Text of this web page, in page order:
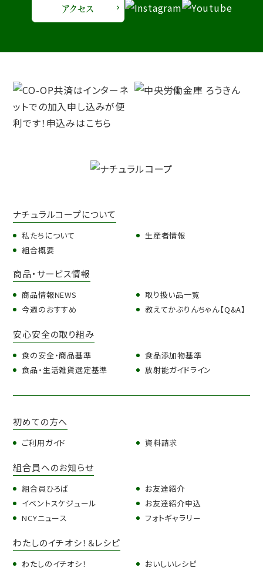
アクセス
ナチュラルコープについて
私たちについて
組合概要
生産者情報
商品・サービス情報
商品情報NEWS
今週のおすすめ
取り扱い品一覧
教えてかぶりんちゃん【Q&A】
安心安全の取り組み
食の安全・商品基準
食品・生活雑貨選定基準
食品添加物基準
放射能ガイドライン
初めての方へ
ご利用ガイド 資料請求
組合員へのお知らせ
組合員ひろば
イベントスケジュール
NCYニュース
お友達紹介
お友達紹介申込
フォトギャラリー
わたしのイチオシ！＆レシピ
わたしのイチオシ！ おいしいレシピ